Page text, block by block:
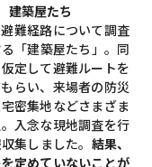
建築屋たち
難経路について調査
「建築屋たち」。同
定して避難ルートを
らい、来場者の防災
密集地などさまざま
入念な現地調査を行
集しました。 結果、
定めていないことが